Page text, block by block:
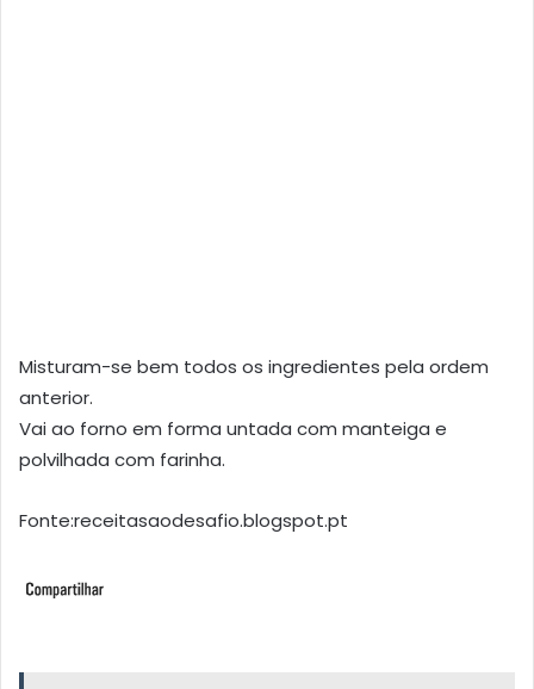
Misturam-se bem todos os ingredientes pela ordem
anterior.
Vai ao forno em forma untada com manteiga e
polvilhada com farinha.
Fonte:receitasaodesafio.blogspot.pt